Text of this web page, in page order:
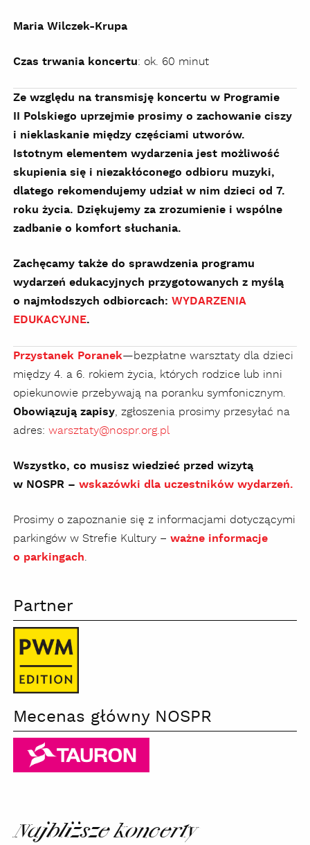
Maria Wilczek-Krupa
Czas trwania koncertu: ok. 60 minut
Ze względu na transmisję koncertu w Programie
II Polskiego uprzejmie prosimy o zachowanie ciszy
i nieklaskanie między częściami utworów.
Istotnym elementem wydarzenia jest możliwość
skupienia się i niezakłóconego odbioru muzyki,
dlatego rekomendujemy udział w nim dzieci od 7.
roku życia. Dziękujemy za zrozumienie i wspólne
zadbanie o komfort słuchania.
Zachęcamy także do sprawdzenia programu
wydarzeń edukacyjnych przygotowanych z myślą
o najmłodszych odbiorcach: WYDARZENIA
EDUKACYJNE.
Przystanek Poranek—bezpłatne warsztaty dla dzieci
między 4. a 6. rokiem życia, których rodzice lub inni
opiekunowie przebywają na poranku symfonicznym.
Obowiązują zapisy, zgłoszenia prosimy przesyłać na
adres: warsztaty@nospr.org.pl
Wszystko, co musisz wiedzieć przed wizytą
w NOSPR – wskazówki dla uczestników wydarzeń.
Prosimy o zapoznanie się z informacjami dotyczącymi
parkingów w Strefie Kultury – ważne informacje
o parkingach.
Partner
2026
Mecenas główny NOSPR
Najbliższe koncerty